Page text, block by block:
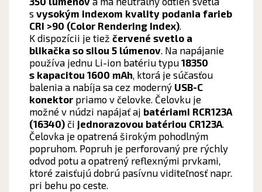
s vysokým indexom kvality podania farieb
CRI >90 (Color Rendering Index).
K dispozícii je tiež červené svetlo a
blikačka so silou 5 lúmenov. Na napájanie
používa jednu Li-ion batériu typu 18350
s kapacitou 1600 mAh, ktorá je súčasťou
balenia a nabíja sa cez moderný USB-C
konektorpriamo v čelovke. Čelovku je
možné v núdzi napájať aj batériami RCR123A
(16340)či jednorazovou batériou CR123A.
Čelovka je opatrená širokým pohodlným
popruhom. Popruh je perforovaný pre rýchly
odvod potu a opatrený reflexnými prvkami,
ktoré zaisťujú dobrú pasívnu viditeľnosť napr.
pri behu po ceste.